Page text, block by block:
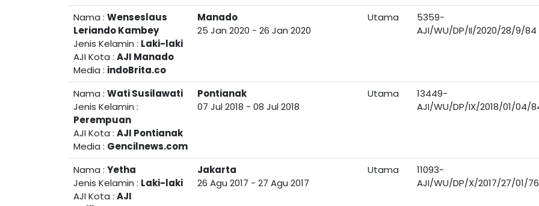
Nama : Wenseslaus
Leriando Kambey
Jenis Kelamin : Laki-laki
AJI Kota : AJI Manado
Media : indoBrita.co
Manado
25 Jan 2020 - 26 Jan 2020
Utama
5359-
AJI/WU/DP/II/2020/28/9/84
Nama : Wati Susilawati
Jenis Kelamin :
Perempuan
AJI Kota : AJI Pontianak
Media : Gencilnews.com
Pontianak
07 Jul 2018 - 08 Jul 2018
Utama
13449-
AJI/WU/DP/IX/2018/01/04/
Nama : Yetha
Jenis Kelamin : Laki-laki
AJI Kota : AJI
Jakarta
26 Agu 2017 - 27 Agu 2017
Utama
11093-
AJI/WU/DP/X/2017/27/01/76